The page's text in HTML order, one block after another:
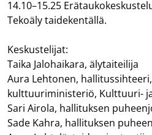
14.10–15.25
Tekoäly taidekentällä.
Keskustelijat:
Taika Jalohaikara, älytaiteilija
Aura Lehtonen,
kulttuuriministeriö, Kulttuuri-
Sari Airola, hallituksen
Sade Kahra, hallituksen